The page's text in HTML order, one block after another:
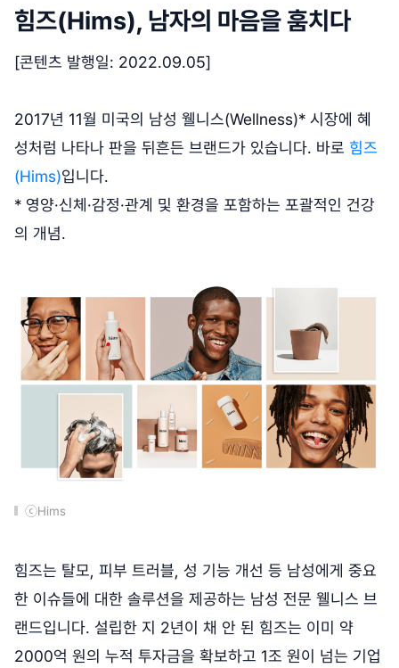
힘즈(Hims), 남자의 마음을 훔치다
[콘텐츠 발행일: 2022.09.05]
2017년 11월 미국의 남성 웰니스(Wellness)* 시장에 혜
성처럼 나타나 판을 뒤흔든 브랜드가 있습니다. 바로 힘즈
(Hims)입니다.
* 영양·신체·감정·관계 및 환경을 포함하는 포괄적인 건강
의 개념.
ⓒHims
힘즈는 탈모, 피부 트러블, 성 기능 개선 등 남성에게 중요
한 이슈들에 대한 솔루션을 제공하는 남성 전문 웰니스 브
랜드입니다. 설립한 지 2년이 채 안 된 힘즈는 이미 약
2000억 원의 누적 투자금을 확보하고 1조 원이 넘는 기업